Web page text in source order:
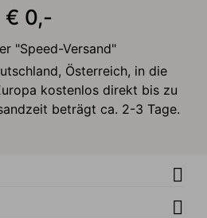
€ 0,-
"Speed-Versand"
Österreich, in die
kostenlos direkt bis zu
beträgt ca. 2-3 Tage.